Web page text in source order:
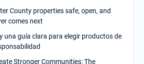
County properties safe, open, and
comes next
una guía clara para elegir productos de
Stronger Communities: The